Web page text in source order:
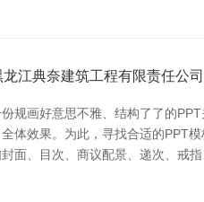
江典奈建筑工程有限责任公
规画好意思不雅、结构了了的
体效果。为此，寻找合适的PPT
面、目次、商议配景、递次、戒